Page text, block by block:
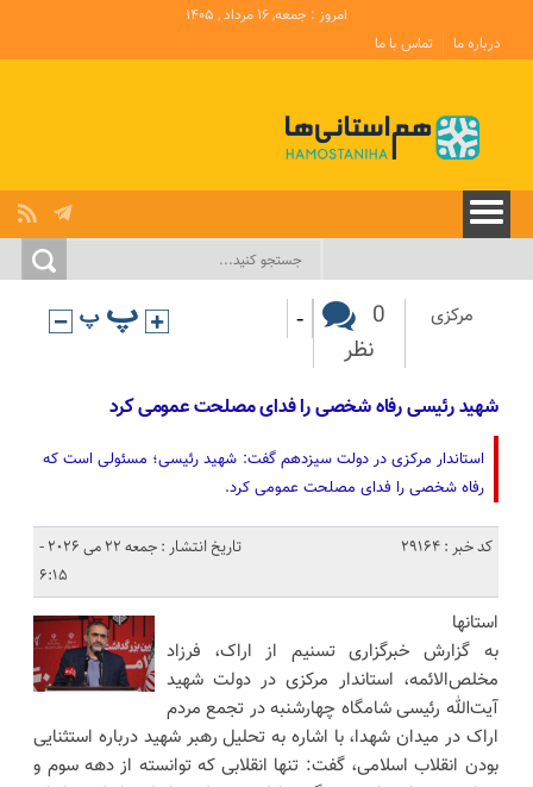
امروز : جمعه, ۱۶ مرداد , ۱۴۰۵
درباره ما
تماس با ما
مرکزی
0
نظر
-
شهید رئیسی رفاه شخصی را فدای مصلحت عمومی کرد
استاندار مرکزی در دولت سیزدهم گفت: شهید رئیسی؛ مسئولی است که
رفاه شخصی را فدای مصلحت عمومی کرد.
کد خبر : 29164
تاریخ انتشار : جمعه 22 می 2026 -
6:15
استانها
به گزارش خبرگزاری تسنیم از اراک، فرزاد
مخلص‌الائمه، استاندار مرکزی در دولت شهید
آیت‌الله رئیسی شامگاه چهارشنبه در تجمع مردم
اراک در میدان شهدا، با اشاره به تحلیل رهبر شهید درباره استثنایی
بودن انقلاب اسلامی، گفت: تنها انقلابی که توانسته از دهه سوم و